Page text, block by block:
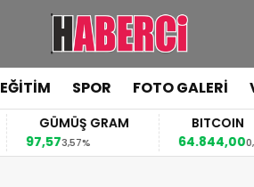
EĞİTİM SPOR FOTO GALERİ
GÜMÜŞ GRAM
97,573,57%
BITCOIN
64.844,000,70%